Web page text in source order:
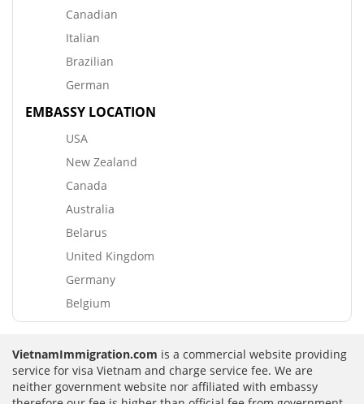
Canadian
Italian
Brazilian
German
EMBASSY LOCATION
USA
New Zealand
Canada
Australia
Belarus
United Kingdom
Germany
Belgium
VietnamImmigration.com is a commercial website providing
service for visa Vietnam and charge service fee. We are
neither government website nor affiliated with embassy